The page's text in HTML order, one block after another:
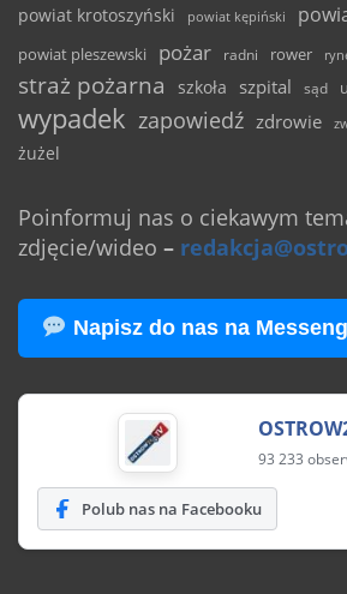
powiat krotoszyński powiat kępiński
powiat pleszewski pożar radni rower
straż pożarna szkoła szpital sąd
wypadek zapowiedź zdrowie
żużel
Poinformuj nas o ciekawym
zdjęcie/wideo –
Napisz do nas na
93 233
Polub nas na Facebooku